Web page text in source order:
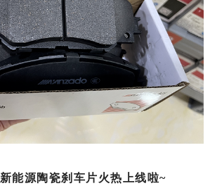
新能源陶瓷刹车片火热上线啦~